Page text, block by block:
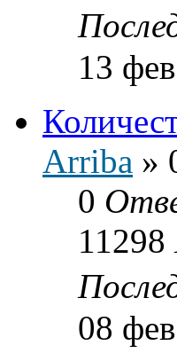
13
Arriba »
0
11298
08